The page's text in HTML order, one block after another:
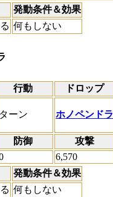
発動条件＆効果
何もしない
動 ドロップ
ーン ホノペンドラ
御
攻撃
6,570
発動条件＆効果
何もしない